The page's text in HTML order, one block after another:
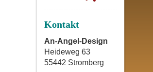
Kontakt
An-Angel-Design
Heideweg 63
55442 Stromberg